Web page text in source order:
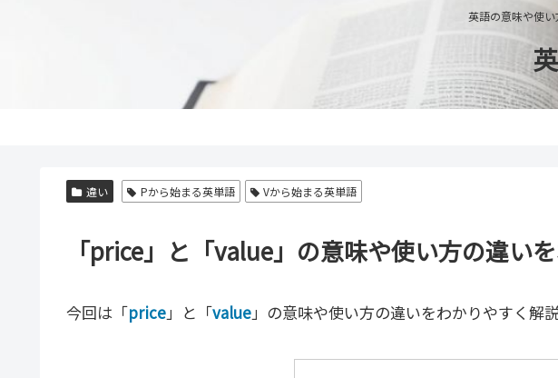
英語の意味や使
違い Pから始まる英単語 Vから始まる英単語
「price」と「value」の意味や使い方の違い
今回は「price」と「value」の意味や使い方の違いをわかりやすく解説